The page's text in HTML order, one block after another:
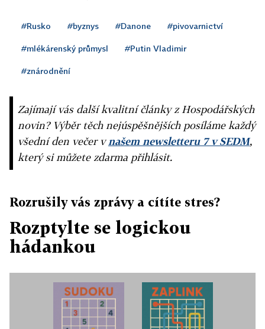
#Rusko #byznys #Danone #pivovarnictví
#mlékárenský průmysl #Putin Vladimir
#znárodnění
Zajímají vás další kvalitní články z Hospodářských
novin? Výběr těch nejúspěšnějších posíláme každý
všední den večer vnašem newsletteru 7 v SEDM,
který si můžete zdarma přihlásit.
Rozrušily vás zprávy a cítíte stres?
Rozptylte se logickou
hádankou